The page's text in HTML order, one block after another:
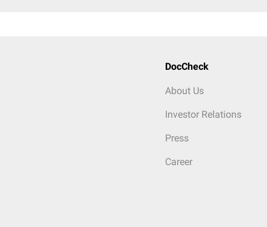
DocCheck
About Us
Investor Relations
Press
Career